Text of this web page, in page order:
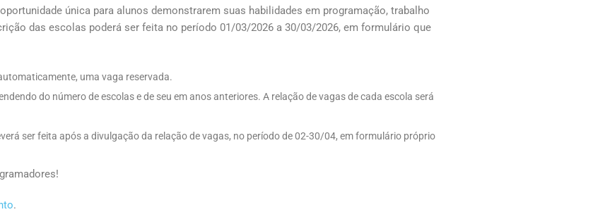
única para alunos demonstrarem suas habilidades em programação, trabalho
das escolas poderá ser feita no período 01/03/2026 a 30/03/2026, em formulário que
uma vaga reservada.
do número de escolas e de seu em anos anteriores. A relação de vagas de cada escola será
ser feita após a divulgação da relação de vagas, no período de 02-30/04, em formulário próprio
.